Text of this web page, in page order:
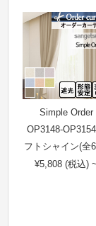
Simple Order
OP3148-
フトシャイン(全
¥5,808 (税込) ~